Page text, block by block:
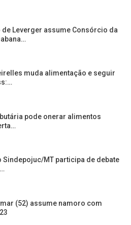
Leverger assume Consórcio da
muda alimentação e seguir
pode onerar alimentos
Sindepojuc/MT participa de debate
(52) assume namoro com